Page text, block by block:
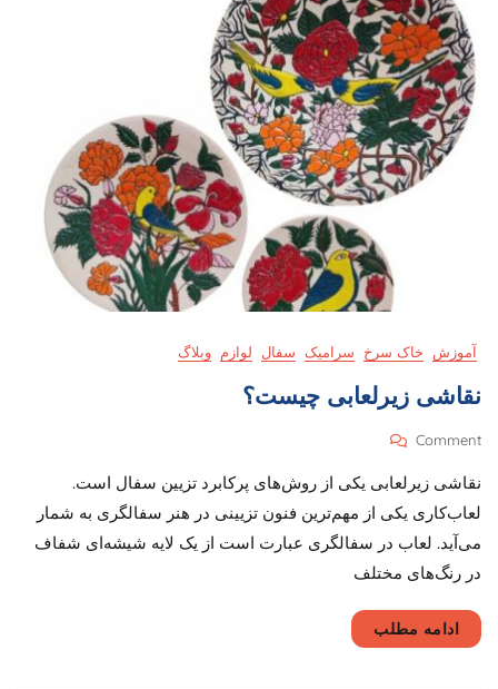
آموزش خاک سرخ سرامیک سفال لوازم وبلاگ
نقاشی زیرلعابی چیست؟
Comment
On
زیرلعابی
چیست؟
نقاشی زیرلعابی یکی از روش‌های پرکابرد تزیین سفال است.
لعاب‌کاری یکی از مهم‌ترین فنون تزیینی در هنر سفالگری به شمار
می‌آید. لعاب در سفالگری عبارت است از یک لایه شیشه‌ای شفاف
در رنگ‌های مختلف
ادامه مطلب